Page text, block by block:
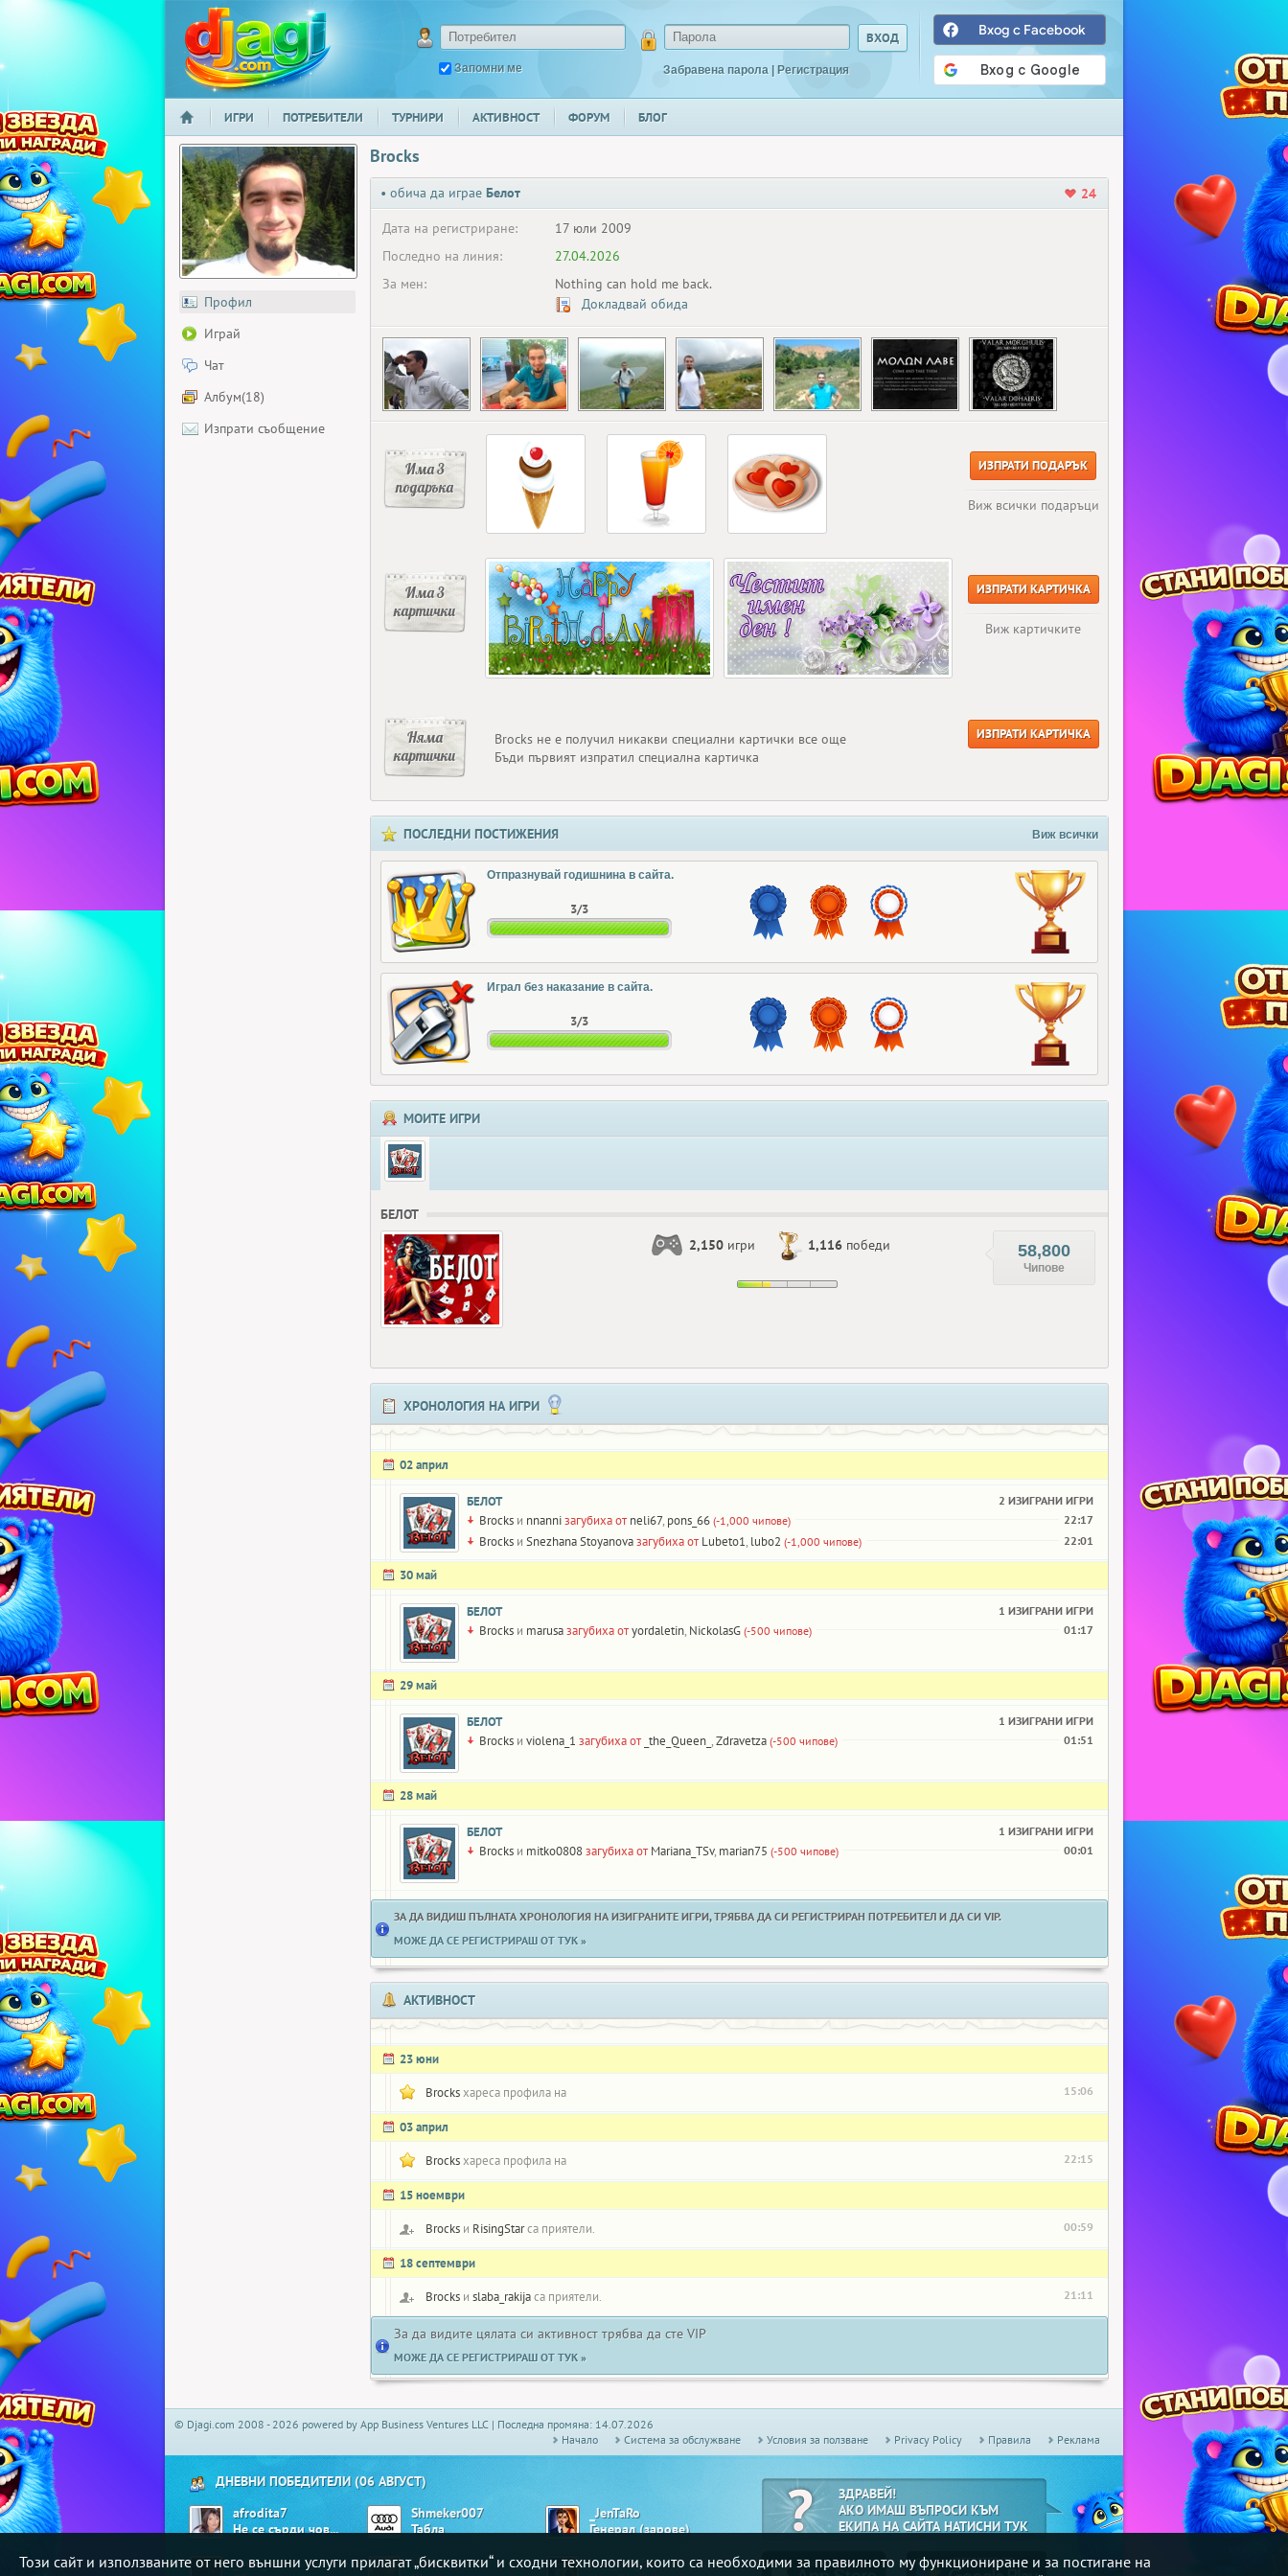
djagi.com
Запомни ме Забравена парола | Регистрация
Вход с Facebook
НАЧАЛО
ИГРИ ПОТРЕБИТЕЛИ ТУРНИРИ АКТИВНОСТ ФОРУМ БЛОГ
Профил
Играй
Чат
Албум(18)
Изпрати съобщение
Brocks
• обича да играе Белот
24
Дата на регистриране:
17 юли 2009
Последно на линия:
27.04.2026
За мен:
Nothing can hold me back.
Докладвай обида
Има 3
подаръка
ИЗПРАТИ ПОДАРЪК
Виж всички подаръци
Има 3
картички
ИЗПРАТИ КАРТИЧКА
Виж картичките
Няма
картички
Brocks не е получил никакви специални картички все още
Бъди първият изпратил специална картичка
ИЗПРАТИ КАРТИЧКА
ПОСЛЕДНИ ПОСТИЖЕНИЯ Виж всички
Отпразнувай годишнина в сайта.
3/3
Играл без наказание в сайта.
3/3
МОИТЕ ИГРИ
БЕЛОТ
2,150 игри 1,116 победи 58,800
Чипове
ХРОНОЛОГИЯ НА ИГРИ
02 април
БЕЛОТ 2 ИЗИГРАНИ ИГРИ
Brocks и nnanniзагубиха от neli67, pons_66 (-1,000 чипове) 22:17
Brocks и Snezhana Stoyanovaзагубиха от Lubeto1, lubo2 (-1,000 чипове) 22:01
30 май
БЕЛОТ 1 ИЗИГРАНИ ИГРИ
Brocks и marusaзагубиха отyordaletin, NickolasG (-500 чипове) 01:17
29 май
БЕЛОТ 1 ИЗИГРАНИ ИГРИ
Brocks и violena_1 загубиха от _the_Queen_ ,Zdravetza (-500 чипове) 01:51
28 май
БЕЛОТ 1 ИЗИГРАНИ ИГРИ
Brocks и mitko0808загубиха от Mariana_TSv, marian75 (-500 чипове) 00:01
ЗА ДА ВИДИШ ПЪЛНАТА ХРОНОЛОГИЯ НА ИЗИГРАНИТЕ ИГРИ, ТРЯБВА ДА СИ РЕГИСТРИРАН ПОТРЕБИТЕЛ И ДА СИ VIP.
МОЖЕ ДА СЕ РЕГИСТРИРАШ ОТ ТУК »
АКТИВНОСТ
23 юни
Brocksхареса профила на 15:06
03 април
Brocksхареса профила на 22:15
15 ноември
Brocks и RisingStarса приятели. 00:59
18 септември
Brocks и slaba_rakijaса приятели. 21:11
За да видите цялата си активност трябва да сте VIP
МОЖЕ ДА СЕ РЕГИСТРИРАШ ОТ ТУК »
Този сайт и използваните от него външни услуги прилагат „бисквитки“ и сходни технологии, които са необходими за правилното му функциониране и за постигане на
© Djagi.com 2008 - 2026 powered by App Business Ventures LLC | Последна промяна: 14.07.2026
Начало
Системa за обслужване Условия за ползване Privacy Policy Правила Реклама
ДНЕВНИ ПОБЕДИТЕЛИ (06 АВГУСТ)
afrodita7
Не се сърди човече
Shmeker007
Табла
_JenTaRo
Генерал (зарове)
_poli_
Villie
just_for_fun
ЗДРАВЕЙ!
АКО ИМАШ ВЪПРОСИ КЪМ
ЕКИПА НА САЙТА НАТИСНИ ТУК